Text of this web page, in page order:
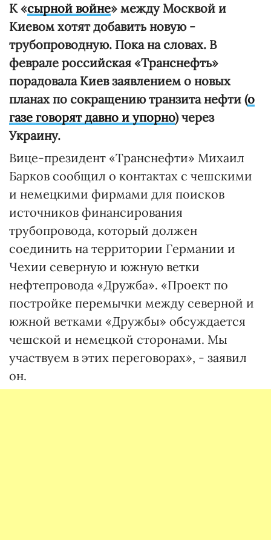
К «сырной войне» между Москвой и
Киевом хотят добавить новую -
трубопроводную. Пока на словах. В
феврале российская «Транснефть»
порадовала Киев заявлением о новых
планах по сокращению транзита нефти (о
газе говорят давно и упорно) через
Украину.
Вице-президент «Транснефти» Михаил
Барков сообщил о контактах с чешскими
и немецкими фирмами для поисков
источников финансирования
трубопровода, который должен
соединить на территории Германии и
Чехии северную и южную ветки
нефтепровода «Дружба». «Проект по
постройке перемычки между северной и
южной ветками «Дружбы» обсуждается
чешской и немецкой сторонами. Мы
участвуем в этих переговорах», - заявил
он.